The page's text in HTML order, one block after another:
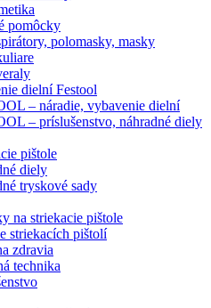
pomôcky
polomasky, masky
dielní Festool
– náradie, vybavenie dielní
– príslušenstvo, náhradné diely
pištole
diely
tryskové sady
na striekacie pištole
striekacích pištolí
zdravia
technika